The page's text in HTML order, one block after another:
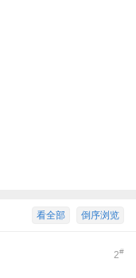
倒序浏览
看全部
2#